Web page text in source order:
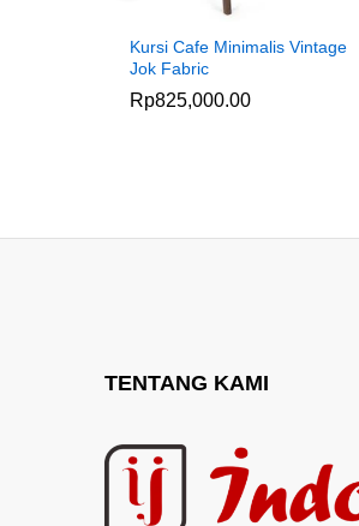
Kursi Cafe Minimalis Vintage
Jok Fabric
Rp825,000.00
TENTANG KAMI